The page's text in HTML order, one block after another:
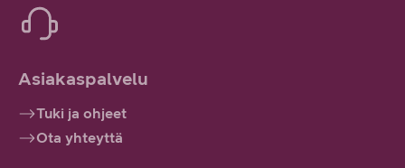
Asiakaspalvelu
Tuki ja ohjeet
Ota yhteyttä